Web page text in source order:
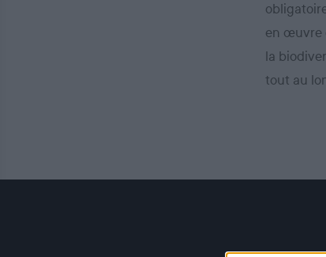
en œuvre
la
tout au